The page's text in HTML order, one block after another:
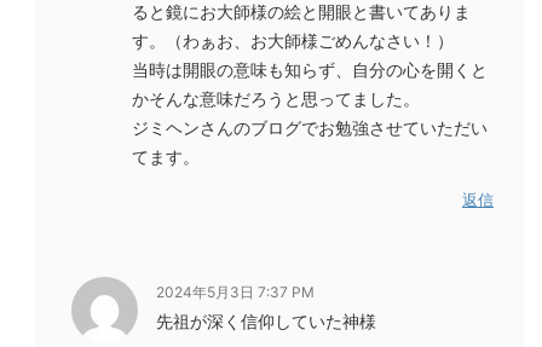
ると鏡にお大師様の絵と開眼と書いてありま
す。（わぁお、お大師様ごめんなさい！）
当時は開眼の意味も知らず、自分の心を開くと
かそんな意味だろうと思ってました。
ジミヘンさんのブログでお勉強させていただい
てます。
返信
2024年5月3日 7:37 PM
先祖が深く信仰していた神様